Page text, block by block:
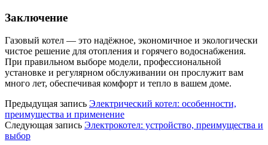
Заключение
Газовый котел — это надёжное, экономичное и экологически
чистое решение для отопления и горячего водоснабжения.
При правильном выборе модели, профессиональной
установке и регулярном обслуживании он прослужит вам
много лет, обеспечивая комфорт и тепло в вашем доме.
Предыдущая запись Электрический котел: особенности,
преимущества и применение
Следующая запись Электрокотел: устройство, преимущества и
выбор